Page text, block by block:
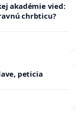
akadémie vied:
chrbticu?
peticia